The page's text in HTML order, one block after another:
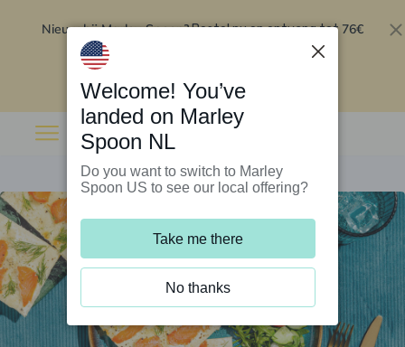
Nieuw bij Marley Spoon?Bestel nu en ontvang tot 76€
Welcome! You’ve
landed on Marley
Spoon NL
Do you want to switch to Marley
Spoon US to see our local offering?
Take me there
No thanks